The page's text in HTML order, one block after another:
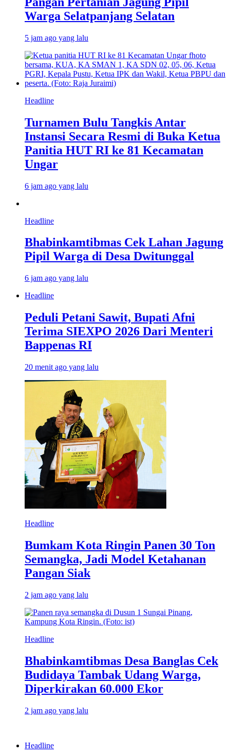
Warga Selatpanjang Selatan
5 jam ago yang lalu
Headline
Turnamen Bulu Tangkis Antar
Instansi Secara Resmi di Buka Ketua
Panitia HUT RI ke 81 Kecamatan
Ungar
6 jam ago yang lalu
Headline
Bhabinkamtibmas Cek Lahan Jagung
Pipil Warga di Desa Dwitunggal
6 jam ago yang lalu
Headline
Peduli Petani Sawit, Bupati Afni
Terima SIEXPO 2026 Dari Menteri
Bappenas RI
20 menit ago yang lalu
Headline
Bumkam Kota Ringin Panen 30 Ton
Semangka, Jadi Model Ketahanan
Pangan Siak
2 jam ago yang lalu
Headline
Bhabinkamtibmas Desa Banglas Cek
Budidaya Tambak Udang Warga,
Diperkirakan 60.000 Ekor
2 jam ago yang lalu
Headline